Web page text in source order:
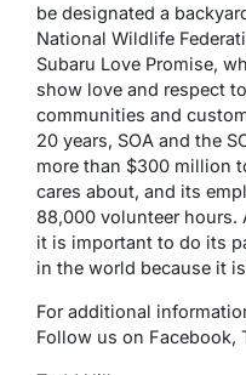
be designated a
National Wildlife
Subaru Love Promise,
show love and respect
communities and
20 years, SOA and the
more than $300 million
cares about, and its
88,000 volunteer hours.
it is important to do its
in the world because it
For additional
Follow us on Facebook,